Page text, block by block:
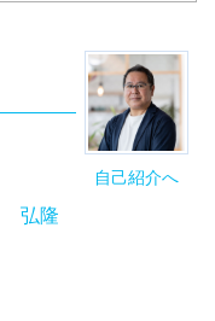
自己紹介へ
弘隆